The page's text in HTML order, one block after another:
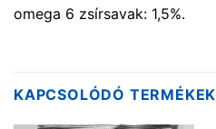
omega 6 zsírsavak: 1,5%.
KAPCSOLÓDÓ TERMÉKEK